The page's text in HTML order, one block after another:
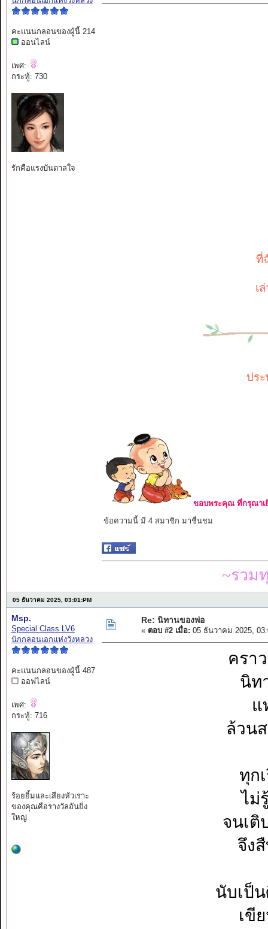
คะแนนกลอนของผู้นี้ 214
ออนไลน์
เพศ:
กระทู้: 730
รักคือแรงบันดาลใจ
ที่
เ
ปร
ขอบพระคุณ ที่กรุณาเ
ข้อความนี้ มี 4 สมาชิก มาชื่นชม
~รวม
05 ธันวาคม 2025, 03:01:PM
Msp.
Special Class LV6
นักกลอนเอกแห่งวังหลวง
คะแนนกลอนของผู้นี้ 487
ออฟไลน์
เพศ:
กระทู้: 716
ร้อยยิ้มและเสียงหัวเราะ
ของคุณคือรางวัลอันยิ่ง
ใหญ่
Re: นิทานของพ่อ
« ตอบ #2 เมื่อ: 05 ธันวาคม 2025,
ครา
นิท
แ
ล้วน
ทุก
ไม่
จนเติ
จึง
นับเป็
เขี